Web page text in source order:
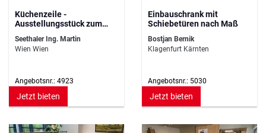
Küchenzeile -
Ausstellungsstück zum
Seethaler Ing. Martin
Wien Wien
Angebotsnr.: 4923
Jetzt bieten
Einbauschrank mit
Schiebetüren nach Maß
Bostjan Bernik
Klagenfurt Kärnten
Angebotsnr.: 5030
Jetzt bieten